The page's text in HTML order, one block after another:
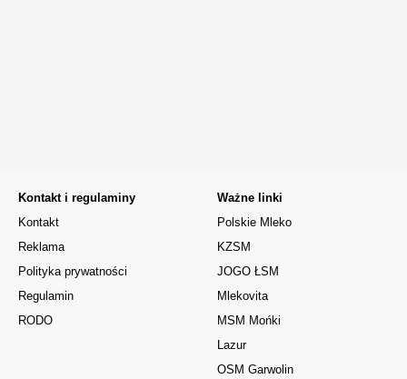
Kontakt i regulaminy
Kontakt
Reklama
Polityka prywatności
Regulamin
RODO
Ważne linki
Polskie Mleko
KZSM
JOGO ŁSM
Mlekovita
MSM Mońki
Lazur
OSM Garwolin